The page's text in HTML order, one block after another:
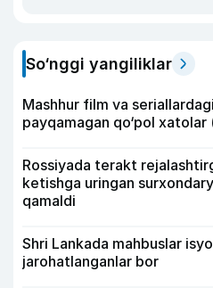
So‘nggi yangiliklar
Mashhur film va
payqamagan qo‘pol
Rossiyada terakt
ketishga uringan
qamaldi
Shri Lankada mahbuslar
jarohatlanganlar bor